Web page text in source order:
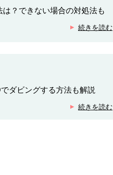
？できない場合の対処法も
続きを読む
ダビングする方法も解説
続きを読む